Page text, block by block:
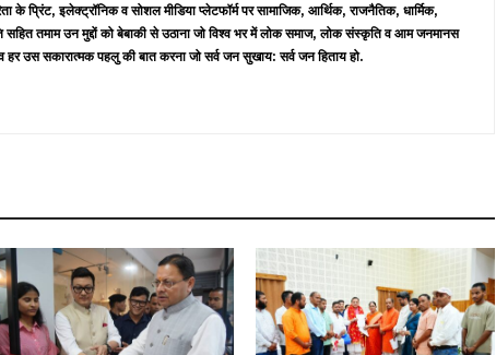
के प्रिंट, इलेक्ट्रॉनिक व सोशल मीडिया प्लेटफॉर्म पर सामाजिक, आर्थिक, राजनैतिक, धार्मिक,
सहित तमाम उन मुद्दों को बेबाकी से उठाना जो विश्व भर में लोक समाज, लोक संस्कृति व आम जनमानस
हर उस सकारात्मक पहलु की बात करना जो सर्व जन सुखाय: सर्व जन हिताय हो.